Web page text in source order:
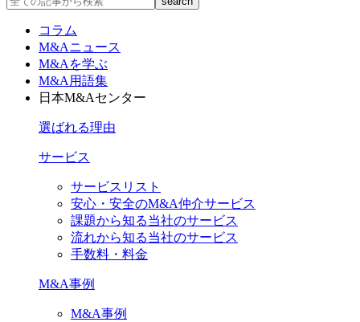
コラム
M&Aニュース
M&Aを学ぶ
M&A用語集
日本M&Aセンター
選ばれる理由
サービス
サービスリスト
安心・安全のM&A仲介サービス
課題から知る当社のサービス
流れから知る当社のサービス
手数料・料金
M&A事例
M&A事例